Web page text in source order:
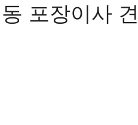
포장이사